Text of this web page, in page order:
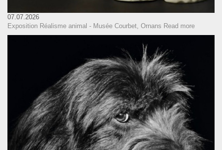
07.07.2026
Exposition Réalisme animal - Musée Courbet, Ornans Read more